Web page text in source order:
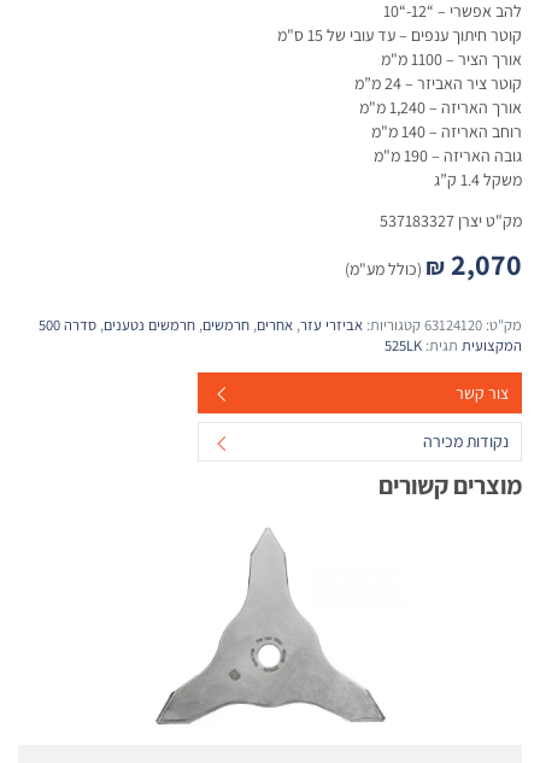
להב אפשרי – “12-“10
קוטר חיתוך ענפים – עד עובי של 15 ס"מ
אורך הציר – 1100 מ"מ
קוטר ציר האביזר – 24 מ”מ
אורך האריזה – 1,240 מ"מ
רוחב האריזה – 140 מ"מ
גובה האריזה – 190 מ"מ
משקל 1.4 ק”ג
מק"ט יצרן 537183327
₪ 2,070 (כולל מע"מ)
מק"ט: 63124120קטגוריות: אביזרי עזר, אחרים, חרמשים, חרמשים נטענים,
סדרה 500
המקצועית תגית: 525LK
צור קשר
נקודות מכירה
מוצרים קשורים